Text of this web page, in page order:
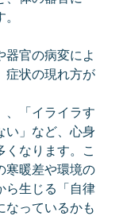
器官の病変によ
症状の現れ方が
、「イライラす
い」など、心身
くなります。こ
寒暖差や環境の
ら生じる「自律
なっているかも